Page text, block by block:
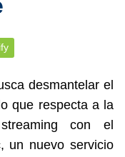
desmantelar el
que respecta a la
con el
un nuevo servicio